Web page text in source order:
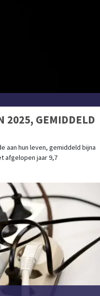
2025, GEMIDDELD
aan hun leven, gemiddeld bijna
afgelopen jaar 9,7